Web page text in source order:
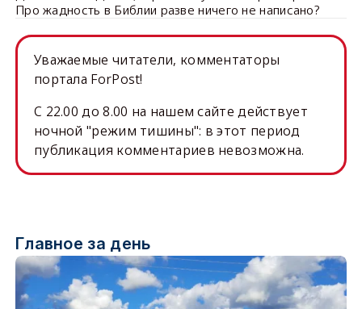
Про жадность в Библии разве ничего не написано?
Уважаемые читатели, комментаторы
портала ForPost!
C 22.00 до 8.00 на нашем сайте действует
ночной "режим тишины": в этот период
публикация комментариев невозможна.
Главное за день